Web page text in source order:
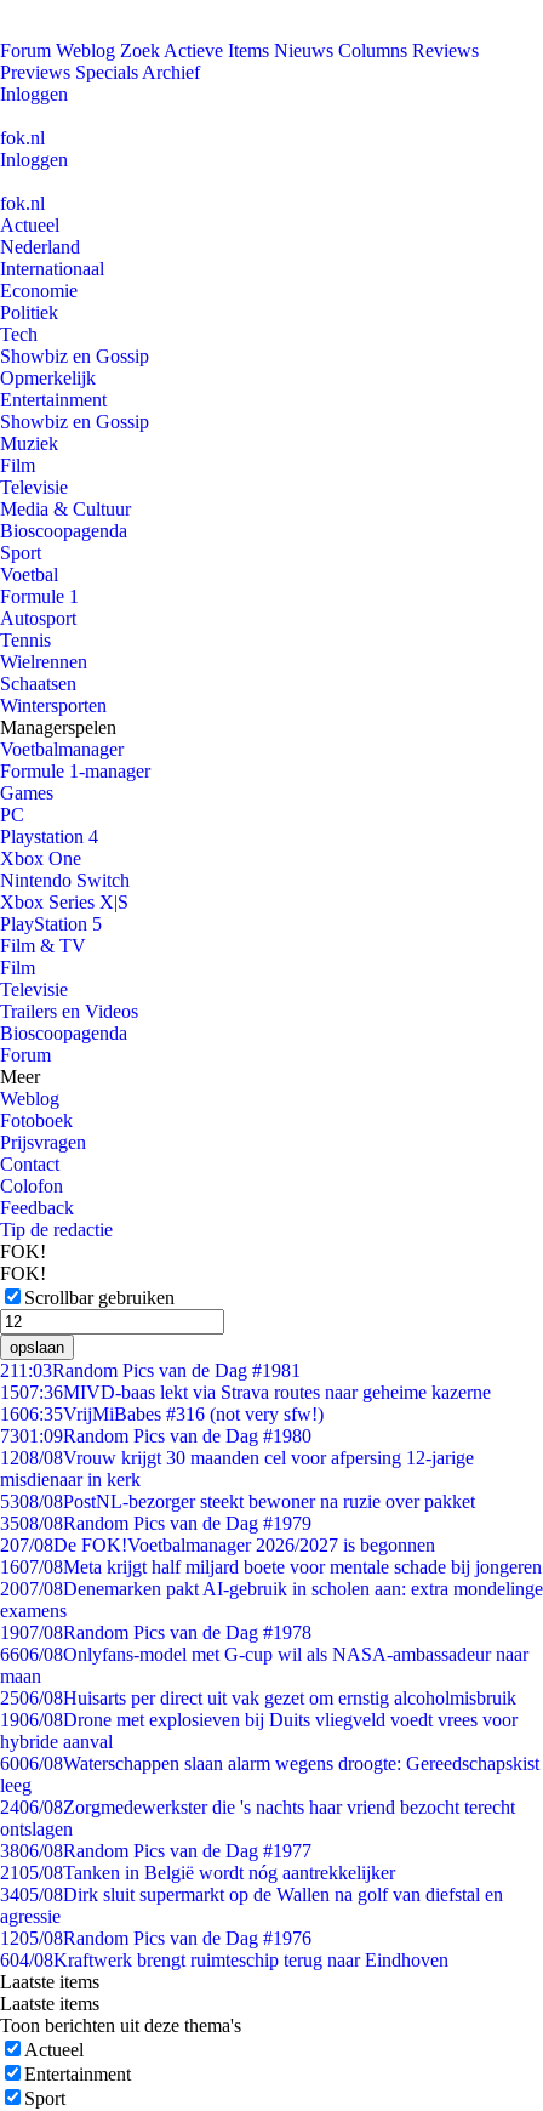
Forum Weblog Zoek Actieve Items Nieuws Columns Reviews
Previews Specials Archief
Inloggen
fok.nl
Inloggen
fok.nl
Actueel
Nederland
Internationaal
Economie
Politiek
Tech
Showbiz en Gossip
Opmerkelijk
Entertainment
Showbiz en Gossip
Muziek
Film
Televisie
Media & Cultuur
Bioscoopagenda
Sport
Voetbal
Formule 1
Autosport
Tennis
Wielrennen
Schaatsen
Wintersporten
Managerspelen
Voetbalmanager
Formule 1-manager
Games
PC
Playstation 4
Xbox One
Nintendo Switch
Xbox Series X|S
PlayStation 5
Film & TV
Film
Televisie
Trailers en Videos
Bioscoopagenda
Forum
Meer
Weblog
Fotoboek
Prijsvragen
Contact
Colofon
Feedback
Tip de redactie
FOK!
FOK!
Scrollbar gebruiken
opslaan
211:03Random Pics van de Dag #1981
1507:36MIVD-baas lekt via Strava routes naar geheime kazerne
1606:35VrijMiBabes #316 (not very sfw!)
7301:09Random Pics van de Dag #1980
1208/08Vrouw krijgt 30 maanden cel voor afpersing 12-jarige
misdienaar in kerk
5308/08PostNL-bezorger steekt bewoner na ruzie over pakket
3508/08Random Pics van de Dag #1979
207/08De FOK!Voetbalmanager 2026/2027 is begonnen
1607/08Meta krijgt half miljard boete voor mentale schade bij jongeren
2007/08Denemarken pakt AI-gebruik in scholen aan: extra mondelinge
examens
1907/08Random Pics van de Dag #1978
6606/08Onlyfans-model met G-cup wil als NASA-ambassadeur naar
maan
2506/08Huisarts per direct uit vak gezet om ernstig alcoholmisbruik
1906/08Drone met explosieven bij Duits vliegveld voedt vrees voor
hybride aanval
6006/08Waterschappen slaan alarm wegens droogte: Gereedschapskist
leeg
2406/08Zorgmedewerkster die 's nachts haar vriend bezocht terecht
ontslagen
3806/08Random Pics van de Dag #1977
2105/08Tanken in België wordt nóg aantrekkelijker
3405/08Dirk sluit supermarkt op de Wallen na golf van diefstal en
agressie
1205/08Random Pics van de Dag #1976
604/08Kraftwerk brengt ruimteschip terug naar Eindhoven
Laatste items
Laatste items
Toon berichten uit deze thema's
Actueel
Entertainment
Sport